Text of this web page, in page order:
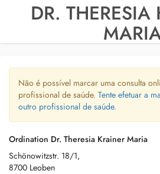
DR. THERESIA
Não é possível marcar uma consulta
profissional de saúde. Tente efetuar a
outro profissional de saúde.
Ordination Dr. Theresia Krainer Maria
Schönowitzstr. 18/1,
8700 Leoben